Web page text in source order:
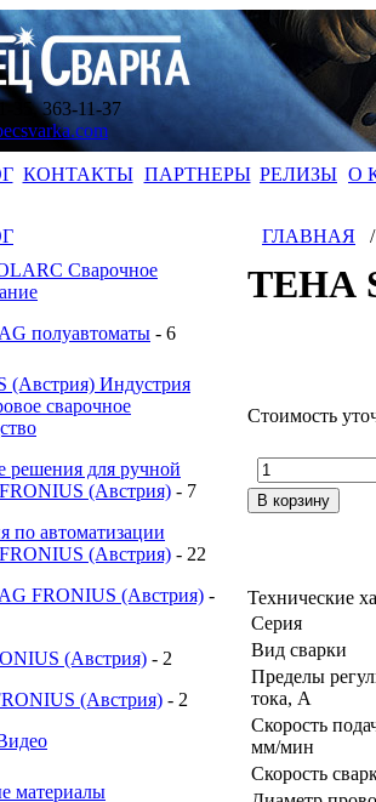
35, 363-11-37
КОНТАКТЫ ПАРТНЕРЫ РЕЛИЗЫ О
Сварочное
полуавтоматы - 6
(Австрия) Индустрия
сварочное
решения для ручной
(Австрия) - 7
по автоматизации
(Австрия) - 22
FRONIUS (Австрия) -
(Австрия) - 2
(Австрия) - 2
материалы
ГЛАВНАЯ
ТЕНА
Стоимость
Технические
Серия
Вид сварки
Пределы
тока, А
Скорость
мм/мин
Скорость